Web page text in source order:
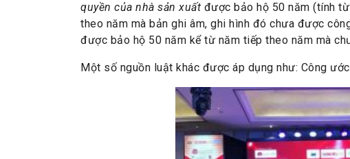
quyền của nhà sản xuất được bảo hộ 50 năm (tính
theo năm mà bản ghi âm, ghi hình đó chưa được
được bảo hộ 50 năm kể từ năm tiếp theo năm mà
Một số nguồn luật khác được áp dụng như: Công